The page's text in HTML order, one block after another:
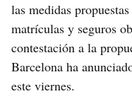
las medidas
matrículas y seguros
contestación a la
Barcelona ha
este viernes.